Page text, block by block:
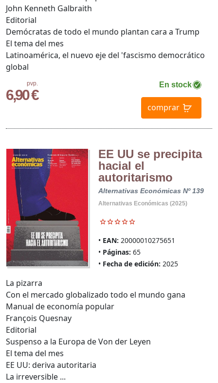
pvp.
6,90 €
En stock
comprar
John Kenneth Galbraith
Editorial
Demócratas de todo el mundo plantan cara a Trump
El tema del mes
Latinoamérica, el nuevo eje del 'fascismo democrático
global
EE UU se precipita
hacial el
autoritarismo
Alternativas Económicas Nº 139
Alternativas Económicas (2025)
EAN: 20000010275651
Páginas: 65
Fecha de edición: 2025
La pizarra
Con el mercado globalizado todo el mundo gana
Manual de economía popular
François Quesnay
Editorial
Suspenso a la Europa de Von der Leyen
El tema del mes
EE UU: deriva autoritaria
La irreversible ...